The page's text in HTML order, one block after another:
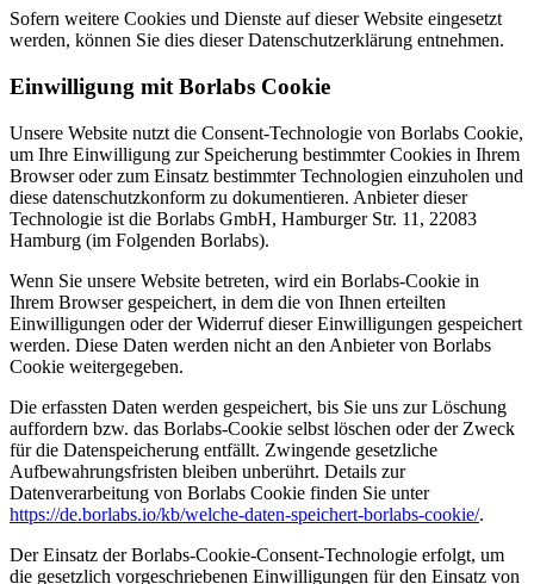
Sofern weitere Cookies und Dienste auf dieser Website eingesetzt
werden, können Sie dies dieser Datenschutzerklärung entnehmen.
Einwilligung mit Borlabs Cookie
Unsere Website nutzt die Consent-Technologie von Borlabs Cookie,
um Ihre Einwilligung zur Speicherung bestimmter Cookies in Ihrem
Browser oder zum Einsatz bestimmter Technologien einzuholen und
diese datenschutzkonform zu dokumentieren. Anbieter dieser
Technologie ist die Borlabs GmbH, Hamburger Str. 11, 22083
Hamburg (im Folgenden Borlabs).
Wenn Sie unsere Website betreten, wird ein Borlabs-Cookie in
Ihrem Browser gespeichert, in dem die von Ihnen erteilten
Einwilligungen oder der Widerruf dieser Einwilligungen gespeichert
werden. Diese Daten werden nicht an den Anbieter von Borlabs
Cookie weitergegeben.
Die erfassten Daten werden gespeichert, bis Sie uns zur Löschung
auffordern bzw. das Borlabs-Cookie selbst löschen oder der Zweck
für die Datenspeicherung entfällt. Zwingende gesetzliche
Aufbewahrungsfristen bleiben unberührt. Details zur
Datenverarbeitung von Borlabs Cookie finden Sie unter
https://de.borlabs.io/kb/welche-daten-speichert-borlabs-cookie/.
Der Einsatz der Borlabs-Cookie-Consent-Technologie erfolgt, um
die gesetzlich vorgeschriebenen Einwilligungen für den Einsatz von